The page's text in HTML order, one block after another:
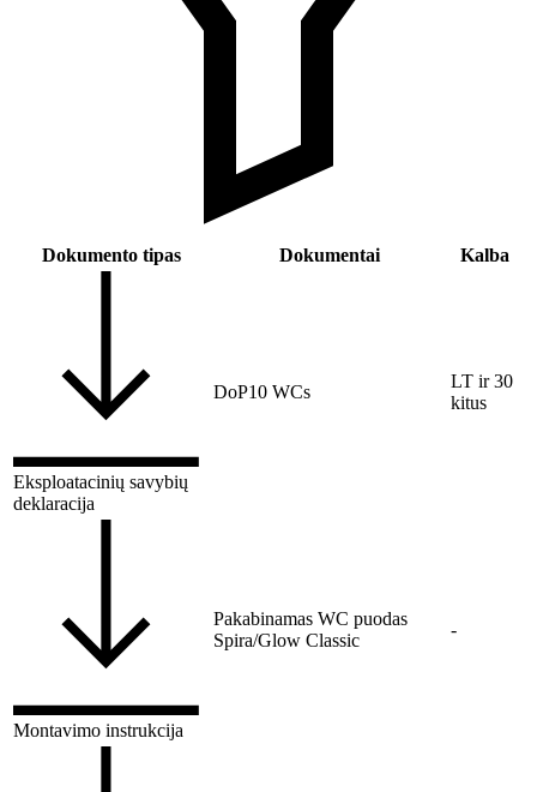
Dokumento tipas Dokumentai Kalba
Eksploatacinių savybių
deklaracija
DoP10 WCs
LT ir 30
kitus
Montavimo instrukcija
Pakabinamas WC puodas
Spira/Glow Classic
-